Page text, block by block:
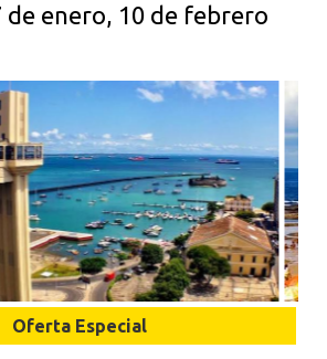
de enero, 10 de febrero
Oferta Especial